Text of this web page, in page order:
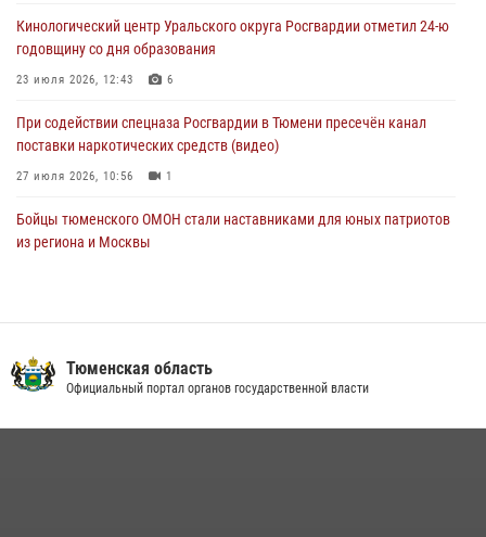
06 августа 2026, 12:33 2
Росгвардейцы приняли участие в фотопроекте «Прогуляемся по
06 августа 2026, 04:41 3
Кинологический центр Уральского округа Росгвардии отметил 24-ю
годовщину со дня образования
23 июля 2026, 12:43 6
При содействии спецназа Росгвардии в Тюмени пресечён канал
поставки наркотических средств (видео)
27 июля 2026, 10:56 1
Бойцы тюменского ОМОН стали наставниками для юных патриотов
из региона и Москвы
03 августа 2026, 07:23 1
вневедомственной охраны Росгвардии за первое полугодие 2026
Тюменская область
Официальный портал органов государственной власти